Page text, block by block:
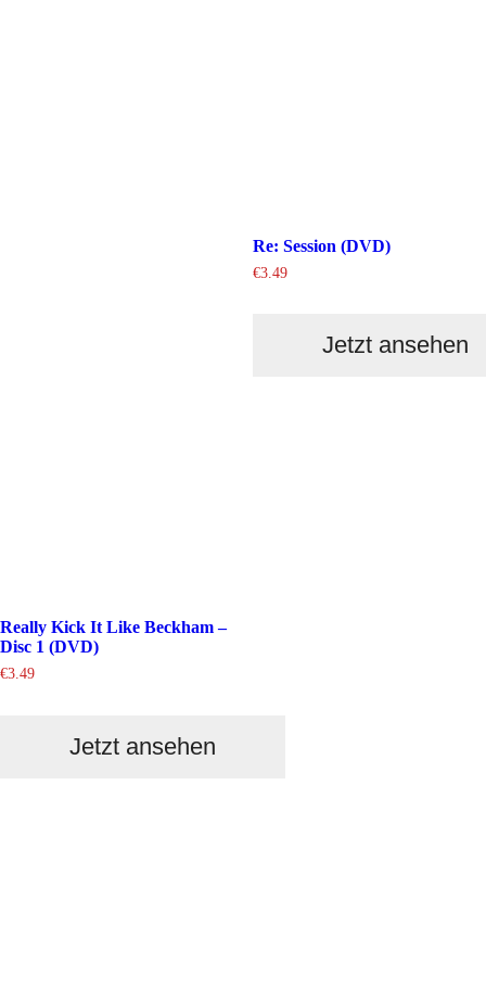
Re: Session (DVD)
€3.49
Jetzt ansehen
Really Kick It Like Beckham –
Disc 1 (DVD)
€3.49
Jetzt ansehen